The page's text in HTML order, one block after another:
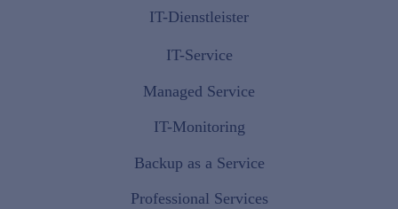
IT-Dienstleister
IT-Service
Managed Service
IT-Monitoring
Backup as a Service
Professional Services